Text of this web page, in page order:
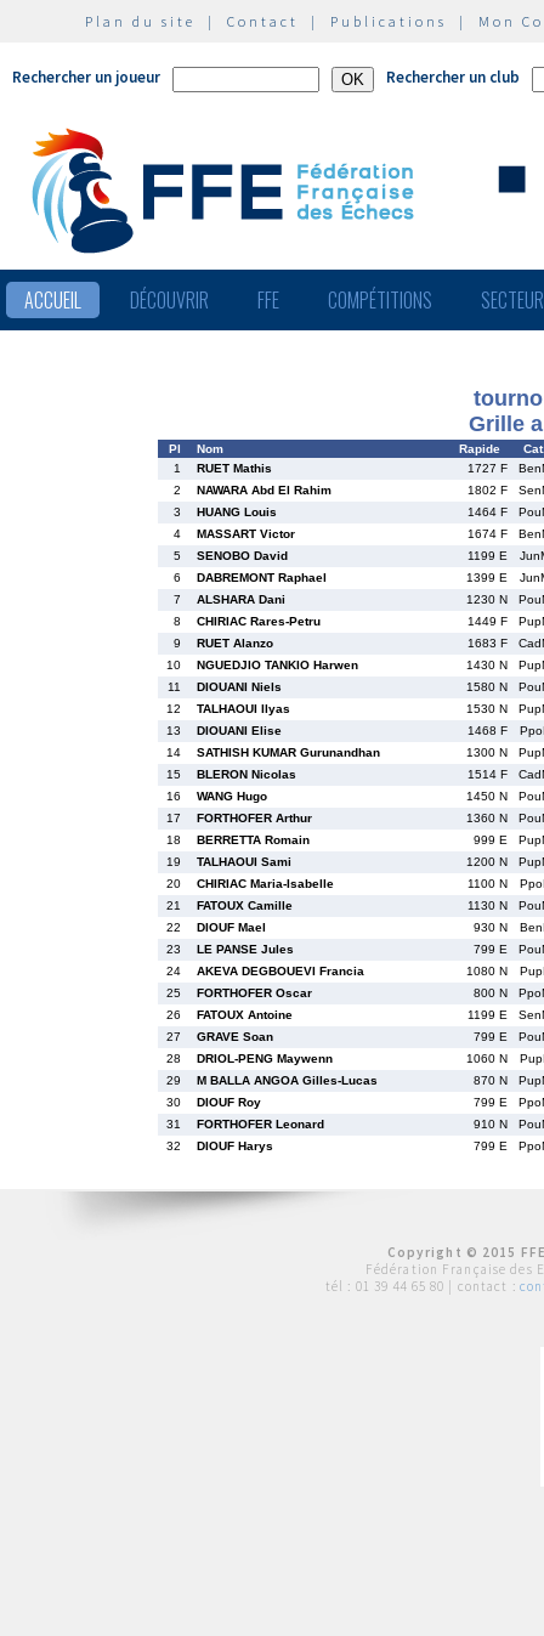
Plan du site | Contact | Publications | Mon
Rechercher un joueur Rechercher un club
ACCUEIL DÉCOUVRIR FFE COMPÉTITIONS
Grille
Pl Nom Rapide
1
RUET Mathis 1727 F
2
NAWARA Abd El Rahim 1802 F
3
HUANG Louis 1464 F
4
MASSART Victor 1674 F
5
SENOBO David 1199 E
6
DABREMONT Raphael 1399 E
7
ALSHARA Dani 1230 N
8
CHIRIAC Rares-Petru 1449 F
9
RUET Alanzo 1683 F
10
NGUEDJIO TANKIO Harwen 1430 N
11
DIOUANI Niels 1580 N
12
TALHAOUI Ilyas 1530 N
13
DIOUANI Elise 1468 F
14
SATHISH KUMAR Gurunandhan 1300 N
15
BLERON Nicolas 1514 F
16
WANG Hugo 1450 N
17
FORTHOFER Arthur 1360 N
18
BERRETTA Romain 999 E
19
TALHAOUI Sami 1200 N
20
CHIRIAC Maria-Isabelle 1100 N
21
FATOUX Camille 1130 N
22
DIOUF Mael 930 N
23
LE PANSE Jules 799 E
24
AKEVA DEGBOUEVI Francia 1080 N
25
FORTHOFER Oscar 800 N
26
FATOUX Antoine 1199 E
27
GRAVE Soan 799 E
28
DRIOL-PENG Maywenn 1060 N
29
M BALLA ANGOA Gilles-Lucas 870 N
30
DIOUF Roy 799 E
31
FORTHOFER Leonard 910 N
32
DIOUF Harys 799 E
Copyright © 2015
Fédération Française des
tél : 01 39 44 65 80 | contact :